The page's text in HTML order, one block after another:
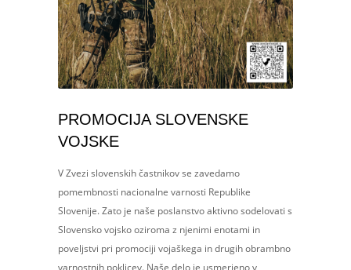
PROMOCIJA SLOVENSKE
VOJSKE
V Zvezi slovenskih častnikov se zavedamo
pomembnosti nacionalne varnosti Republike
Slovenije. Zato je naše poslanstvo aktivno sodelovati s
Slovensko vojsko oziroma z njenimi enotami in
poveljstvi pri promociji vojaškega in drugih obrambno
varnostnih poklicev. Naše delo je usmerjeno v